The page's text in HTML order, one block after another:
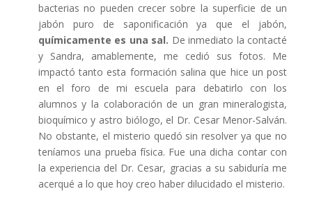
bacterias no pueden crecer sobre la superficie de un
jabón puro de saponificación ya que el jabón,
químicamente es una sal. De inmediato la contacté
y Sandra, amablemente, me cedió sus fotos. Me
impactó tanto esta formación salina que hice un post
en el foro de mi escuela para debatirlo con los
alumnos y la colaboración de un gran mineralogista,
bioquímico y astro biólogo, el Dr. Cesar Menor-Salván.
No obstante, el misterio quedó sin resolver ya que no
teníamos una prueba física. Fue una dicha contar con
la experiencia del Dr. Cesar, gracias a su sabiduría me
acerqué a lo que hoy creo haber dilucidado el misterio.